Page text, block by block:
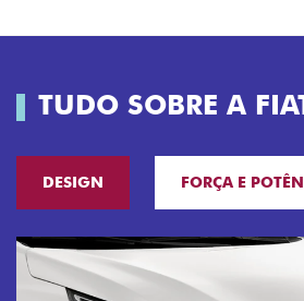
TUDO SOBRE A
DESIGN FORÇA E